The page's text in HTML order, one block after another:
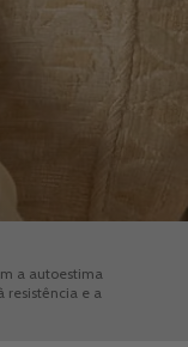
a autoestima
resistência e a